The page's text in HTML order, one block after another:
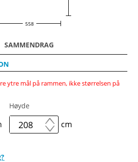
558
SAMMENDRAG
ytre mål på rammen, ikke størrelsen på
Høyde
cm